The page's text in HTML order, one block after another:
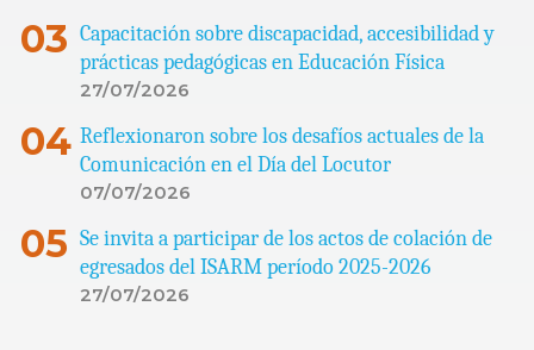
Capacitación sobre discapacidad, accesibilidad y
prácticas pedagógicas en Educación Física
27/07/2026
Reflexionaron sobre los desafíos actuales de la
Comunicación en el Día del Locutor
07/07/2026
Se invita a participar de los actos de colación de
egresados del ISARM período 2025-2026
27/07/2026